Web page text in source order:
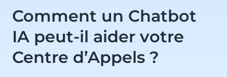
Comment un Chatbot
IA peut-il aider votre
Centre d’Appels ?